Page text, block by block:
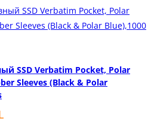
SSD Verbatim Pocket, Polar
Sleeves (Black & Polar